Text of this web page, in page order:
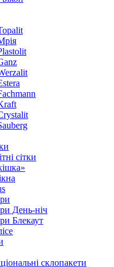
сітки
День-ніч
Блекаут
склопакети